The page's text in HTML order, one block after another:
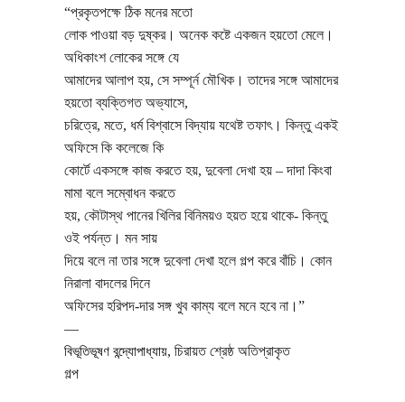
“প্রকৃতপক্ষে ঠিক মনের মতো
লোক পাওয়া বড় দুষ্কর। অনেক কষ্টে একজন হয়তো মেলে।
অধিকাংশ লোকের সঙ্গে যে
আমাদের আলাপ হয়, সে সম্পূর্ন মৌখিক। তাদের সঙ্গে আমাদের
হয়তো ব্যক্তিগত অভ্যাসে,
চরিত্রে, মতে, ধর্ম বিশ্বাসে বিদ্যায় যথেষ্ট তফাৎ। কিন্তু একই
অফিসে কি কলেজে কি
কোর্টে একসঙ্গে কাজ করতে হয়, দুবেলা দেখা হয় – দাদা কিংবা
মামা বলে সম্বোধন করতে
হয়, কৌটাস্থ পানের খিলির বিনিময়ও হয়ত হয়ে থাকে- কিন্তু
ওই পর্যন্ত। মন সায়
দিয়ে বলে না তার সঙ্গে দুবেলা দেখা হলে গল্প করে বাঁচি। কোন
নিরালা বাদলের দিনে
অফিসের হরিপদ-দার সঙ্গ খুব কাম্য বলে মনে হবে না।”
―
বিভূতিভূষণ বন্দ্যোপাধ্যায়, চিরায়ত শ্রেষ্ঠ অতিপ্রাকৃত
গল্প